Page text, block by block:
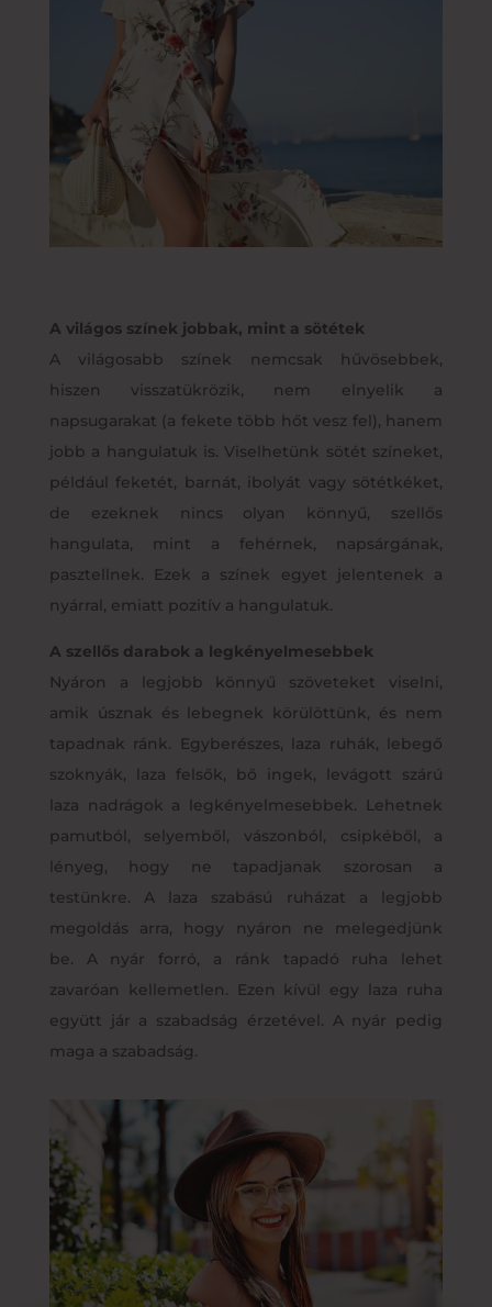
A világos színek jobbak, mint a sötétek
A világosabb színek nemcsak hűvösebbek,
hiszen visszatükrözik, nem elnyelik a
napsugarakat (a fekete több hőt vesz fel), hanem
jobb a hangulatuk is. Viselhetünk sötét színeket,
például feketét, barnát, ibolyát vagy sötétkéket,
de ezeknek nincs olyan könnyű, szellős
hangulata, mint a fehérnek, napsárgának,
pasztellnek. Ezek a színek egyet jelentenek a
nyárral, emiatt pozitív a hangulatuk.
A szellős darabok a legkényelmesebbek
Nyáron a legjobb könnyű szöveteket viselni,
amik úsznak és lebegnek körülöttünk, és nem
tapadnak ránk. Egyberészes, laza ruhák, lebegő
szoknyák, laza felsők, bő ingek, levágott szárú
laza nadrágok a legkényelmesebbek. Lehetnek
pamutból, selyemből, vászonból, csipkéből, a
lényeg, hogy ne tapadjanak szorosan a
testünkre. A laza szabású ruházat a legjobb
megoldás arra, hogy nyáron ne melegedjünk
be. A nyár forró, a ránk tapadó ruha lehet
zavaróan kellemetlen. Ezen kívül egy laza ruha
együtt jár a szabadság érzetével. A nyár pedig
maga a szabadság.